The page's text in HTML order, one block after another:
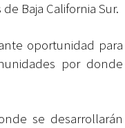
Baja California Sur.
oportunidad para
por donde
se desarrollarán